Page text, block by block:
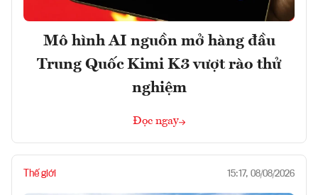
Mô hình AI nguồn mở hàng đầu
Trung Quốc Kimi K3 vượt rào thử
nghiệm
Đọc ngay
Thế giới 15:17, 08/08/2026